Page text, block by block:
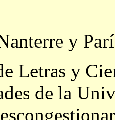
y
Letras y
de la